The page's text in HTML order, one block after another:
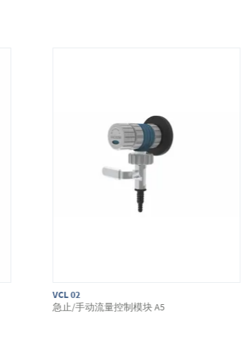
VCL 02
急止/手动流量控制模块 A5